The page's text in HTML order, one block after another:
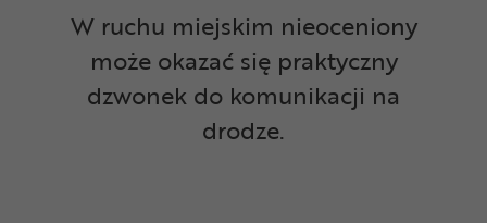
W ruchu miejskim nieoceniony
może okazać się praktyczny
dzwonek do komunikacji na
drodze.